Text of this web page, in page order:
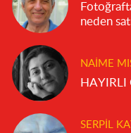
neden
NAIME
SERPIL